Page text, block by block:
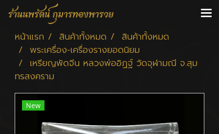
หน้าแรก สินค้าทั้งหมด
สินค้าทั้งหมด
พระเครื่อง-เครื่องรางยอดนิยม
เหรียญพัดจีน หลวงพ่ออิฏฐ์ วัดจุฬามณี จ.สุม
ทรสงคราม
New